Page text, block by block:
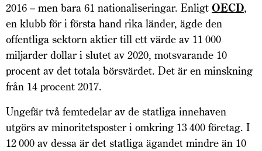
2016 – men bara 61 nationaliseringar. Enligt OECD,
en klubb för i första hand rika länder, ägde den
offentliga sektorn aktier till ett värde av 11 000
miljarder dollar i slutet av 2020, motsvarande 10
procent av det totala börs­värdet. Det är en minskning
från 14 procent 2017.
Ungefär två femtedelar av de statliga innehaven
utgörs av minoritetsposter i omkring 13 400 företag. I
12 000 av dessa är det statliga ägandet mindre än 10